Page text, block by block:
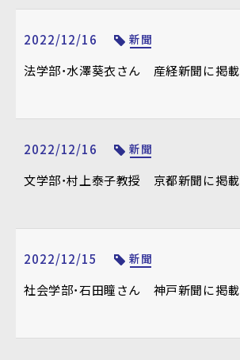
2022/12/16 新聞
法学部・水澤葵衣さん 産経新聞に掲載
2022/12/16 新聞
文学部・村上泰子教授 京都新聞に掲載
2022/12/15 新聞
社会学部・石田瞳さん 神戸新聞に掲載